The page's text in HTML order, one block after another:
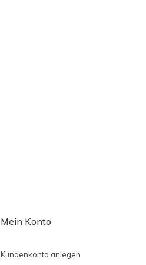
Mein Konto
Kundenkonto anlegen